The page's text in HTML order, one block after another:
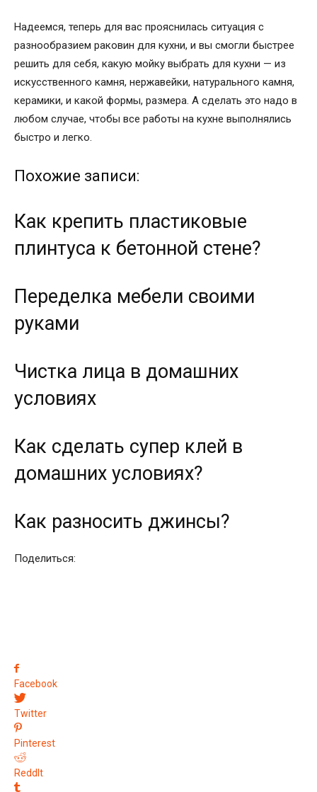
Надеемся, теперь для вас прояснилась ситуация с
разнообразием раковин для кухни, и вы смогли быстрее
решить для себя, какую мойку выбрать для кухни — из
искусственного камня, нержавейки, натурального камня,
керамики, и какой формы, размера. А сделать это надо в
любом случае, чтобы все работы на кухне выполнялись
быстро и легко.
Похожие записи:
Как крепить пластиковые
плинтуса к бетонной стене?
Переделка мебели своими
руками
Чистка лица в домашних
условиях
Как сделать супер клей в
домашних условиях?
Как разносить джинсы?
Поделиться:
Facebook
Twitter
Pinterest
ReddIt